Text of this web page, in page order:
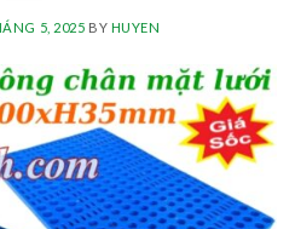
5, 2025 BY HUYEN